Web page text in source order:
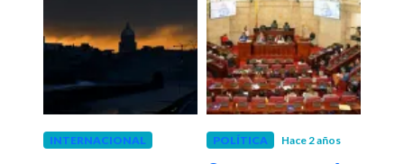
INTERNACIONAL POLÍTICA Hace 2 años